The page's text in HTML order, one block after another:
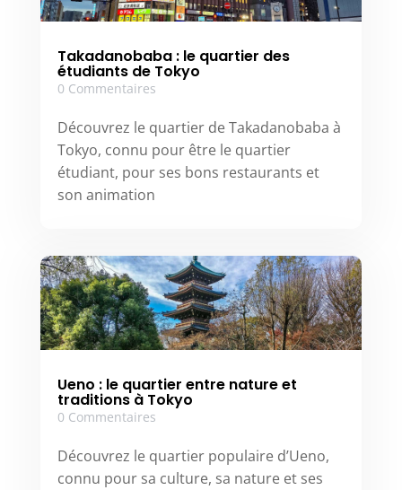
Takadanobaba : le quartier des
étudiants de Tokyo
0 Commentaires
Découvrez le quartier de Takadanobaba à
Tokyo, connu pour être le quartier
étudiant, pour ses bons restaurants et
son animation
Ueno : le quartier entre nature et
traditions à Tokyo
0 Commentaires
Découvrez le quartier populaire d’Ueno,
connu pour sa culture, sa nature et ses